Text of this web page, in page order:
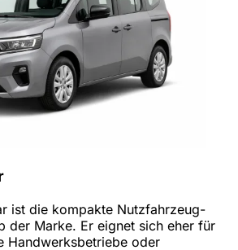
ist die kompakte Nutzfahrzeug-
der Marke. Er eignet sich eher für
Handwerksbetriebe oder